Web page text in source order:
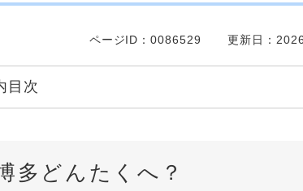
ページID：0086529 更新日：
目次
多どんたくへ？